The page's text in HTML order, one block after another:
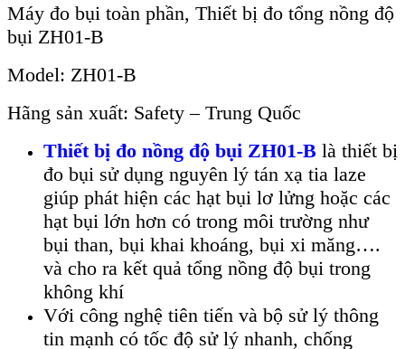
Máy đo bụi toàn phần, Thiết bị đo tổng nồng độ
bụi ZH01-B
Model: ZH01-B
Hãng sản xuất: Safety – Trung Quốc
Thiết bị đo nồng độ bụi ZH01-B là thiết bị
đo bụi sử dụng nguyên lý tán xạ tia laze
giúp phát hiện các hạt bụi lơ lửng hoặc các
hạt bụi lớn hơn có trong môi trường như
bụi than, bụi khai khoáng, bụi xi măng….
và cho ra kết quả tổng nồng độ bụi trong
không khí
Với công nghệ tiên tiến và bộ sử lý thông
tin mạnh có tốc độ sử lý nhanh, chống